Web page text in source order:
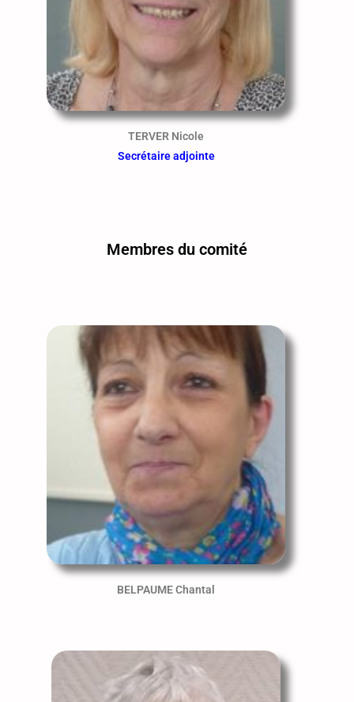
TERVER Nicole
Secrétaire adjointe
Membres du comité
BELPAUME Chantal